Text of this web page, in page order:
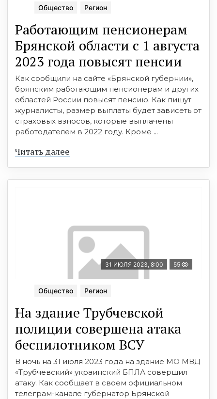
Общество Регион
Работающим пенсионерам
Брянской области с 1 августа
2023 года повысят пенсии
Как сообщили на сайте «Брянской губернии»,
брянским работающим пенсионерам и других
областей России повысят пенсию. Как пишут
журналисты, размер выплаты будет зависеть от
страховых взносов, которые выплачены
работодателем в 2022 году. Кроме ...
Читать далее
31 ИЮЛЯ 2023, 8:00 55
Общество Регион
На здание Трубчевской
полиции совершена атака
беспилотником ВСУ
В ночь на 31 июля 2023 года на здание МО МВД
«Трубчевский» украинский БПЛА совершил
атаку. Как сообщает в своем официальном
телеграм-канале губернатор Брянской